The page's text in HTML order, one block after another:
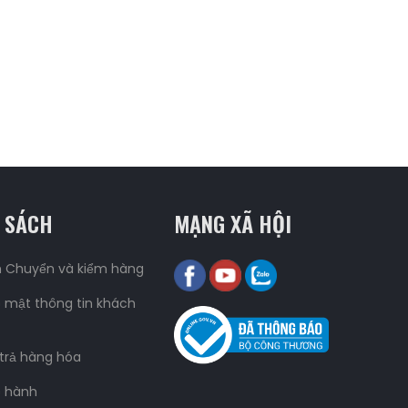
Chuyển và kiểm hàng
mật thông tin khách
hàng hóa
hành
MẠNG XÃ HỘI